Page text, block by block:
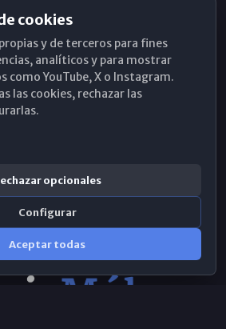
cookies
y de terceros para fines
analíticos y para mostrar
como YouTube, X o Instagram.
las cookies, rechazar las
opcionales
Configurar
Aceptar todas